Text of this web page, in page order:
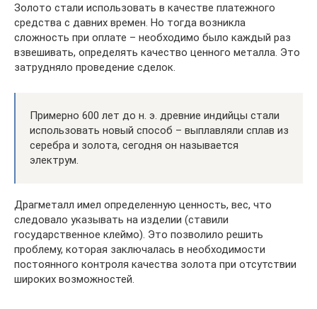
Золото стали использовать в качестве платежного
средства с давних времен. Но тогда возникла
сложность при оплате – необходимо было каждый раз
взвешивать, определять качество ценного металла. Это
затрудняло проведение сделок.
Примерно 600 лет до н. э. древние индийцы стали
использовать новый способ – выплавляли сплав из
серебра и золота, сегодня он называется
электрум.
Драгметалл имел определенную ценность, вес, что
следовало указывать на изделии (ставили
государственное клеймо). Это позволило решить
проблему, которая заключалась в необходимости
постоянного контроля качества золота при отсутствии
широких возможностей.